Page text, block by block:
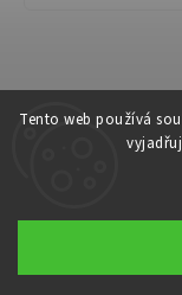
Tento web používá